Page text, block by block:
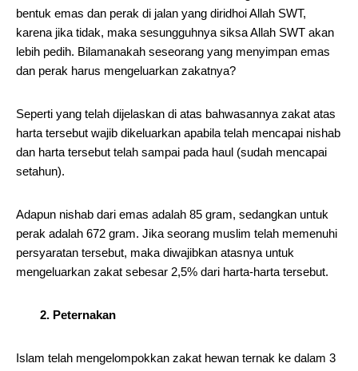
bentuk emas dan perak di jalan yang diridhoi Allah SWT,
karena jika tidak, maka sesungguhnya siksa Allah SWT akan
lebih pedih. Bilamanakah seseorang yang menyimpan emas
dan perak harus mengeluarkan zakatnya?
Seperti yang telah dijelaskan di atas bahwasannya zakat atas
harta tersebut wajib dikeluarkan apabila telah mencapai nishab
dan harta tersebut telah sampai pada haul (sudah mencapai
setahun).
Adapun nishab dari emas adalah 85 gram, sedangkan untuk
perak adalah 672 gram. Jika seorang muslim telah memenuhi
persyaratan tersebut, maka diwajibkan atasnya untuk
mengeluarkan zakat sebesar 2,5% dari harta-harta tersebut.
2. Peternakan
Islam telah mengelompokkan zakat hewan ternak ke dalam 3